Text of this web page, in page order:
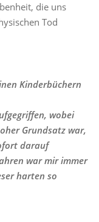
die uns
Tod
Kinderbüchern
wobei
Grundsatz war,
darauf
war mir immer
harten so